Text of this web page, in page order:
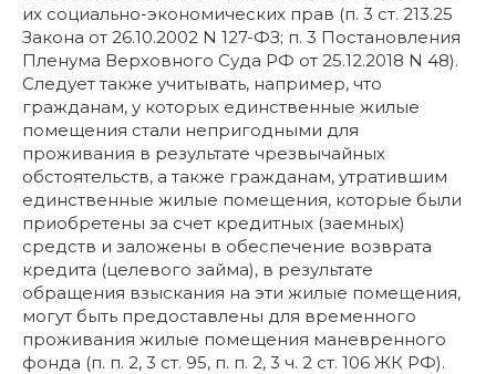
их социально-экономических прав (п. 3 ст. 213.25
Закона от 26.10.2002 N 127-ФЗ; п. 3 Постановления
Пленума Верховного Суда РФ от 25.12.2018 N 48).
Следует также учитывать, например, что
гражданам, у которых единственные жилые
помещения стали непригодными для
проживания в результате чрезвычайных
обстоятельств, а также гражданам, утратившим
единственные жилые помещения, которые были
приобретены за счет кредитных (заемных)
средств и заложены в обеспечение возврата
кредита (целевого займа), в результате
обращения взыскания на эти жилые помещения,
могут быть предоставлены для временного
проживания жилые помещения маневренного
фонда (п. п. 2, 3 ст. 95, п. п. 2, 3 ч. 2 ст. 106 ЖК РФ).